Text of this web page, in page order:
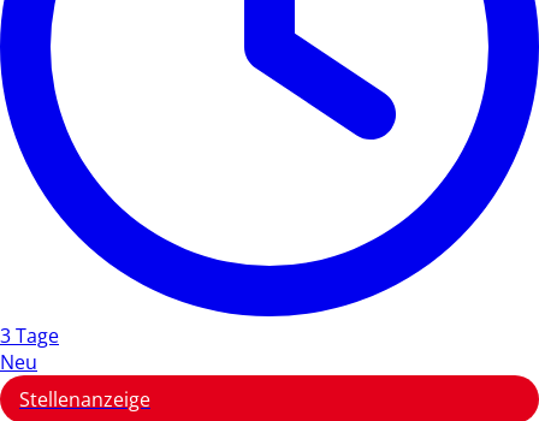
3 Tage
Neu
Stellenanzeige